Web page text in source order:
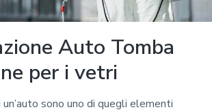
Auto Tomba
per i vetri
sono uno di quegli elementi